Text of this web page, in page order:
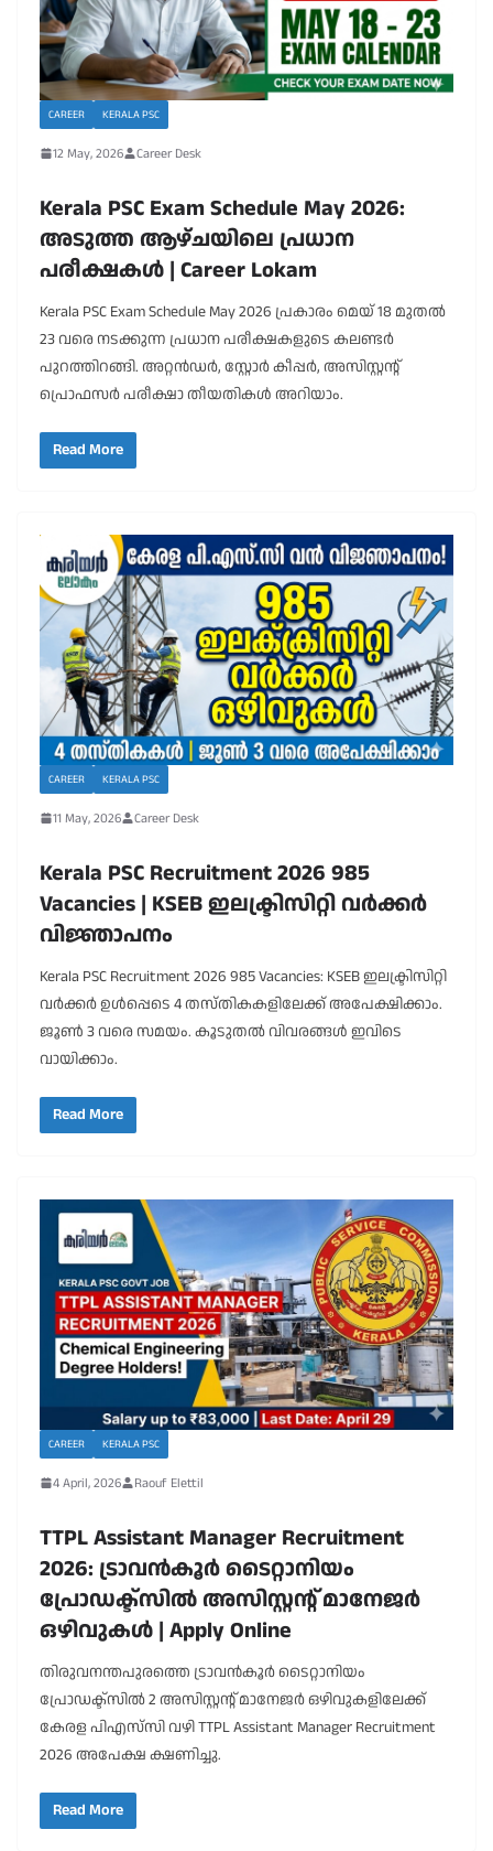
CAREER KERALA PSC
12 May, 2026 Career Desk
Kerala PSC Exam Schedule May 2026:
അടുത്ത ആഴ്ചയിലെ പ്രധാന
പരീക്ഷകൾ | Career Lokam
Kerala PSC Exam Schedule May 2026 പ്രകാരം മെയ് 18 മുതൽ
23 വരെ നടക്കുന്ന പ്രധാന പരീക്ഷകളുടെ കലണ്ടർ
പുറത്തിറങ്ങി. അറ്റൻഡർ, സ്റ്റോർ കീപ്പർ, അസിസ്റ്റന്റ്
പ്രൊഫസർ പരീക്ഷാ തീയതികൾ അറിയാം.
Read More
CAREER KERALA PSC
11 May, 2026 Career Desk
Kerala PSC Recruitment 2026 985
Vacancies | KSEB ഇലക്ട്രിസിറ്റി വർക്കർ
വിജ്ഞാപനം
Kerala PSC Recruitment 2026 985 Vacancies: KSEB ഇലക്ട്രിസിറ്റി
വർക്കർ ഉൾപ്പെടെ 4 തസ്തികകളിലേക്ക് അപേക്ഷിക്കാം.
ജൂൺ 3 വരെ സമയം. കൂടുതൽ വിവരങ്ങൾ ഇവിടെ
വായിക്കാം.
Read More
CAREER KERALA PSC
4 April, 2026 Raouf Elettil
TTPL Assistant Manager Recruitment
2026: ട്രാവൻകൂർ ടൈറ്റാനിയം
പ്രോഡക്ട്‌സിൽ അസിസ്റ്റന്റ് മാനേജർ
ഒഴിവുകൾ | Apply Online
തിരുവനന്തപുരത്തെ ട്രാവൻകൂർ ടൈറ്റാനിയം
പ്രോഡക്ട്‌സിൽ 2 അസിസ്റ്റന്റ് മാനേജർ ഒഴിവുകളിലേക്ക്
കേരള പിഎസ്‌സി വഴി TTPL Assistant Manager Recruitment
2026 അപേക്ഷ ക്ഷണിച്ചു.
Read More